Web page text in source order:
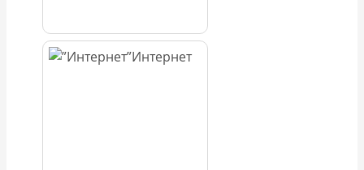
Интернет